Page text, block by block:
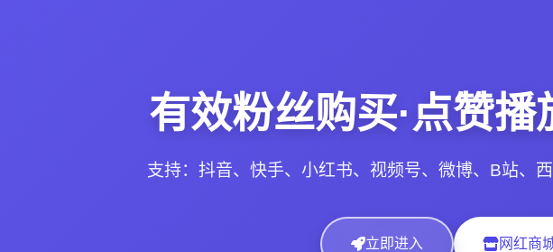
有效粉丝购买·点赞播
支持：抖音、快手、小红书、视频号、微博、B站、
立即进入 网红商